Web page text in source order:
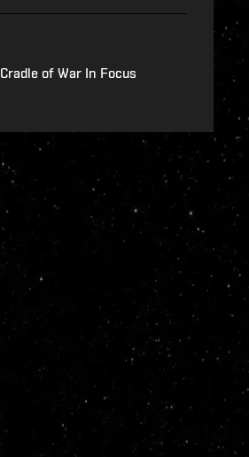
Cradle of War In Focus